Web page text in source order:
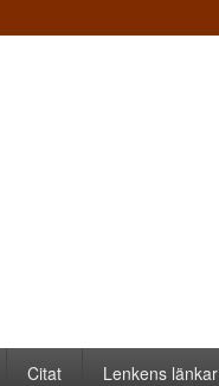
Citat Lenkens länkar